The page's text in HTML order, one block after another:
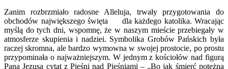
Zanim rozbrzmiało radosne Alleluja, trwały przygotowania do
obchodów największego święta dla każdego katolika. Wracając
myślą do tych dni, wspomnę, że w naszym mieście przebiegały w
atmosferze skupienia i nadziei. Symbolika Grobów Pańskich była
raczej skromna, ale bardzo wymowna w swojej prostocie, po prostu
przypominała o najważniejszym. W jednym z kościołów nad figurą
Pana Jezusa cytat z Pieśni nad Pieśniami – „Bo jak śmierć potężna